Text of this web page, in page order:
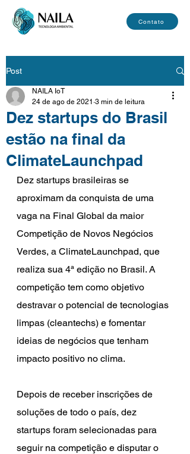
Contato
Post
Dez startups do Brasil
estão na final da
ClimateLaunchpad
NAILA IoT
24 de ago de 2021 3 min de leitura
Dez startups brasileiras se
aproximam da conquista de uma
vaga na Final Global da maior
Competição de Novos Negócios
Verdes, a ClimateLaunchpad, que
realiza sua 4ª edição no Brasil. A
competição tem como objetivo
destravar o potencial de tecnologias
limpas (cleantechs) e fomentar
ideias de negócios que tenham
impacto positivo no clima.
Depois de receber inscrições de
soluções de todo o país, dez
startups foram selecionadas para
seguir na competição e disputar o